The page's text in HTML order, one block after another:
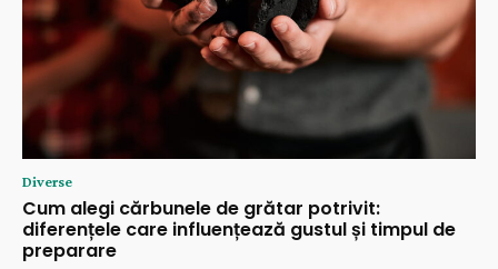
Diverse
Cum alegi cărbunele de grătar potrivit:
diferențele care influențează gustul și timpul de
preparare